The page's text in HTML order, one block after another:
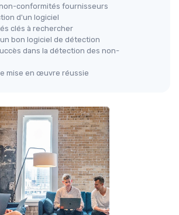
conformités fournisseurs
d'un logiciel
clés à rechercher
bon logiciel de détection
dans la détection des non-
mise en œuvre réussie